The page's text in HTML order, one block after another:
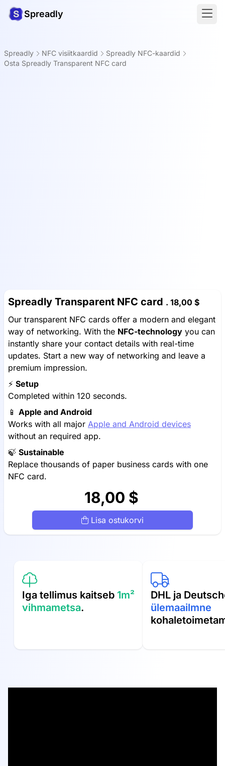
Spreadly
Spreadly NFC visiitkaardid
Spreadly NFC-kaardid
Osta Spreadly Transparent NFC card
Spreadly Transparent NFC card . 18,00 $
Our transparent NFC cards offer a modern and elegant
way of networking. With the NFC-technology you can
instantly share your contact details with real-time
updates. Start a new way of networking and leave a
premium impression.
⚡️ Setup
Completed within 120 seconds.
📱 Apple and Android
Works with all major Apple and Android devices
without an required app.
🍃 Sustainable
Replace thousands of paper business cards with one
NFC card.
18,00 $
Lisa ostukorvi
Iga tellimus kaitseb 1m²
vihmametsa.
DHL ja
ülemaailmne